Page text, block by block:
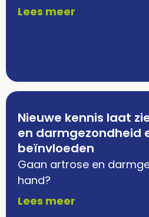
Lees meer
Nieuwe kennis laat
en darmgezondheid
beïnvloeden
Gaan artrose en
hand?
Lees meer